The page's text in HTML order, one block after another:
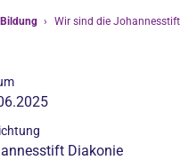
Bildung ›
Wir sind die Johannesstift
Diakonie